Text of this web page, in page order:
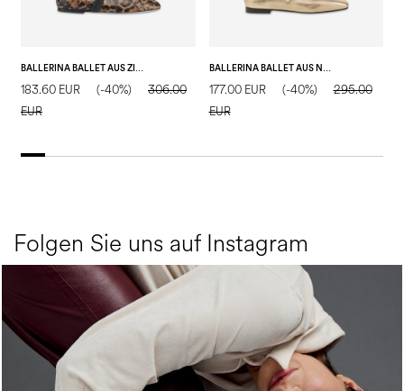
BALLERINA BALLET AUS ZIEGENLEDER
183.60 EUR (-40%)
306.00
EUR
BALLERINA BALLET AUS NAPPALEDER
177.00 EUR (-40%)
295.00
EUR
Folgen Sie uns auf Instagram